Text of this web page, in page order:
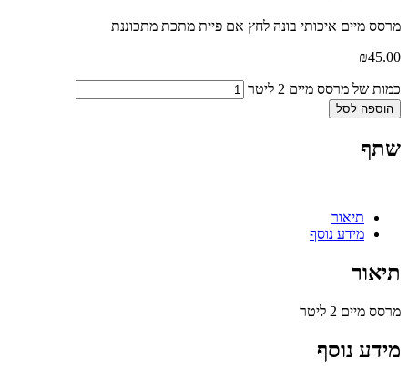
מרסס מיים איכותי בונה לחץ אם פיית מתכת מתכוננת
₪45.00
כמות של מרסס מיים 2 ליטר
הוספה לסל
שתף
תיאור
מידע נוסף
תיאור
מרסס מיים 2 ליטר
מידע נוסף